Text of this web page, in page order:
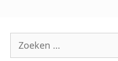
Zoek
naar: